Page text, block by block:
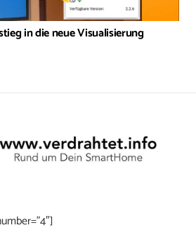
in die neue Visualisierung